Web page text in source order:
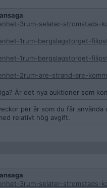
3rum-selater-stromstads-
1rum-bergslagstorget-
1rum-bergslagstorget-
2rum-are-strand-are-
Är det nya auktioner som
per år som du får
relativt hög avgift.
3rum-selater-stromstads-